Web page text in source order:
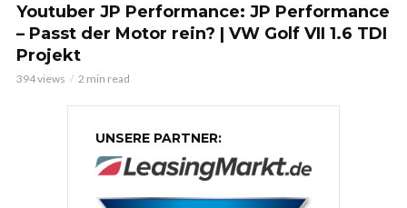
Youtuber JP Performance: JP Performance
– Passt der Motor rein? | VW Golf VII 1.6 TDI
Projekt
394 views 2 min read
UNSERE PARTNER: